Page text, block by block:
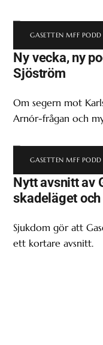
GASETTEN MFF PODD
Ny vecka, ny
Sjöström
Om segern mot
Arnór-frågan och
GASETTEN MFF PODD
Nytt avsnitt av
skadeläget
Sjukdom gör att
ett kortare avsnitt.